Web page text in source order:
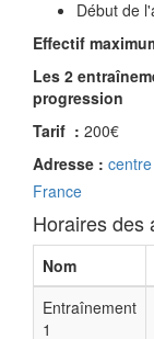
Début de
Effectif
Les 2
progression
Tarif : 200€
Adresse :
France
Horaires des
Nom
Entraînement
1